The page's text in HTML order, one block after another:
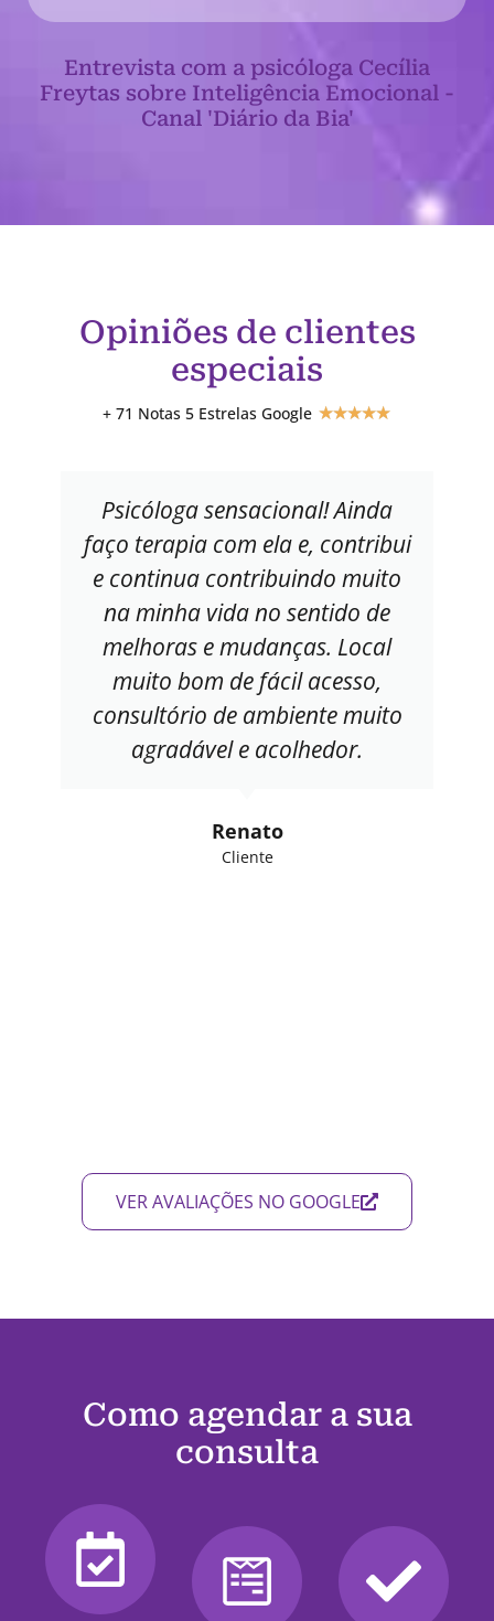
Entrevista com a psicóloga Cecília
Freytas sobre Inteligência Emocional -
Canal 'Diário da Bia'
Opiniões de clientes
especiais
+ 71 Notas 5 Estrelas Google ★★★★★
Psicóloga sensacional! Ainda
faço terapia com ela e, contribui
e continua contribuindo muito
na minha vida no sentido de
melhoras e mudanças. Local
muito bom de fácil acesso,
consultório de ambiente muito
agradável e acolhedor.
Renato
Cliente
VER AVALIAÇÕES NO GOOGLE
Como agendar a sua
consulta